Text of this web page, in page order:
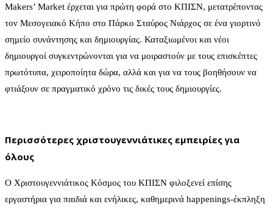
Makers’ Market έρχεται για πρώτη φορά στο ΚΠΙΣΝ, μετατρέποντας
τον Μεσογειακό Κήπο στο Πάρκο Σταύρος Νιάρχος σε ένα γιορτινό
σημείο συνάντησης και δημιουργίας. Καταξιωμένοι και νέοι
δημιουργοί συγκεντρώνονται για να μοιραστούν με τους επισκέπτες
πρωτότυπα, χειροποίητα δώρα, αλλά και για να τους βοηθήσουν να
φτιάξουν σε πραγματικό χρόνο τις δικές τους δημιουργίες.
Περισσότερες χριστουγεννιάτικες εμπειρίες για
όλους
Ο Χριστουγεννιάτικος Κόσμος του ΚΠΙΣΝ φιλοξενεί επίσης
εργαστήρια για παιδιά και ενήλικες, καθημερινά happenings-έκπληξη